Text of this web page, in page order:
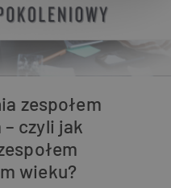
zespołem
czyli jak
wieku?